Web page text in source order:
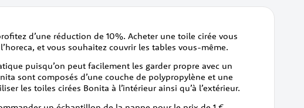
d’une réduction de 10%. Acheter une toile cirée vous
et vous souhaitez couvrir les tables vous-même.
puisqu’on peut facilement les garder propre avec un
sont composés d’une couche de polypropylène et une
les toiles cirées Bonita à l’intérieur ainsi qu’à l’extérieur.